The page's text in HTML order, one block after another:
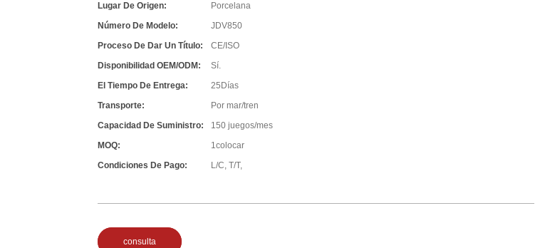
Lugar De Origen:
Porcelana
Número De Modelo:
JDV850
Proceso De Dar Un Título:
CE/ISO
Disponibilidad OEM/ODM:
Sí.
El Tiempo De Entrega:
25Días
Transporte:
Por mar/tren
Capacidad De Suministro:
150 juegos/mes
MOQ:
1colocar
Condiciones De Pago:
L/C, T/T,
consulta